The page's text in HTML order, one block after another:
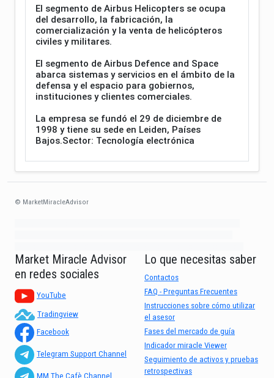
El segmento de Airbus Helicopters se ocupa
del desarrollo, la fabricación, la
comercialización y la venta de helicópteros
civiles y militares.
El segmento de Airbus Defence and Space
abarca sistemas y servicios en el ámbito de la
defensa y el espacio para gobiernos,
instituciones y clientes comerciales.
La empresa se fundó el 29 de diciembre de
1998 y tiene su sede en Leiden, Países
Bajos.Sector: Tecnología electrónica
© MarketMiracleAdvisor
Market Miracle Advisor
en redes sociales
YouTube
Tradingview
Facebook
Telegram Support Channel
MM The Cafè Channel
Lo que necesitas saber
Contactos
FAQ - Preguntas Frecuentes
Instrucciones sobre cómo utilizar
el asesor
Fases del mercado de guía
Indicador miracle Viewer
Seguimiento de activos y pruebas
retrospectivas